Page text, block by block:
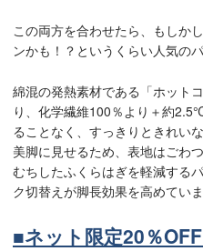
この両方を合わせたら、もしか
ンかも！？というくらい人気のパ
綿混の発熱素材である「ホット
り、 化学繊維100％より＋約
ることなく、すっきりときれい
美脚に見せるため、表地はごわ
むちしたふくらはぎを軽減するパ
ク切替えが脚長効果を高めてい
■ネット限定20％